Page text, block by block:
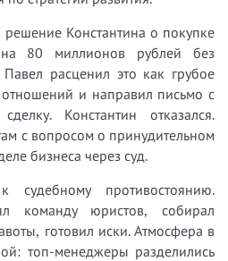
решение Константина о покупке
80 миллионов рублей без
расценил это как грубое
и направил письмо с
Константин отказался.
с вопросом о принудительном
бизнеса через суд.
судебному противостоянию.
команду юристов, собирал
готовил иски. Атмосфера в
топ-менеджеры разделились